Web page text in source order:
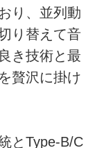
り、並列動
り替えて音
き技術と最
贅沢に掛け
とType-B/C